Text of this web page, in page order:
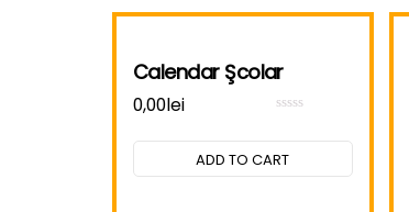
Calendar Şcolar
of
5
0,00lei
ADD TO CART